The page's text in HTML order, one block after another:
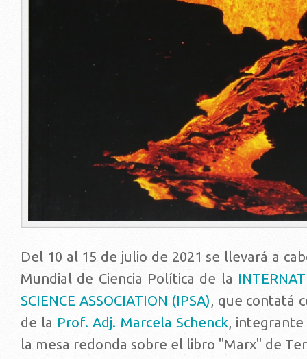
Del 10 al 15 de julio de 2021 se llevará a
Mundial de Ciencia Política de la
SCIENCE ASSOCIATION (IPSA), que contatá
de la Prof. Adj. Marcela Schenck,
la mesa redonda sobre el libro "Marx" de